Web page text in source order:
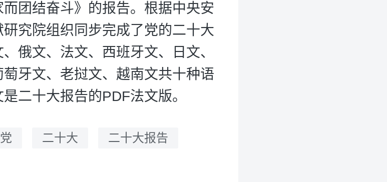
团结奋斗》的报告。根据中央安
究院组织同步完成了党的二十大
俄文、法文、西班牙文、日文、
牙文、老挝文、越南文共十种语
二十大报告的PDF法文版。
二十大 二十大报告